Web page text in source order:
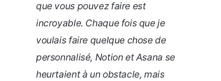
que vous pouvez faire est
incroyable. Chaque fois que je
voulais faire quelque chose de
personnalisé, Notion et Asana se
heurtaient à un obstacle, mais